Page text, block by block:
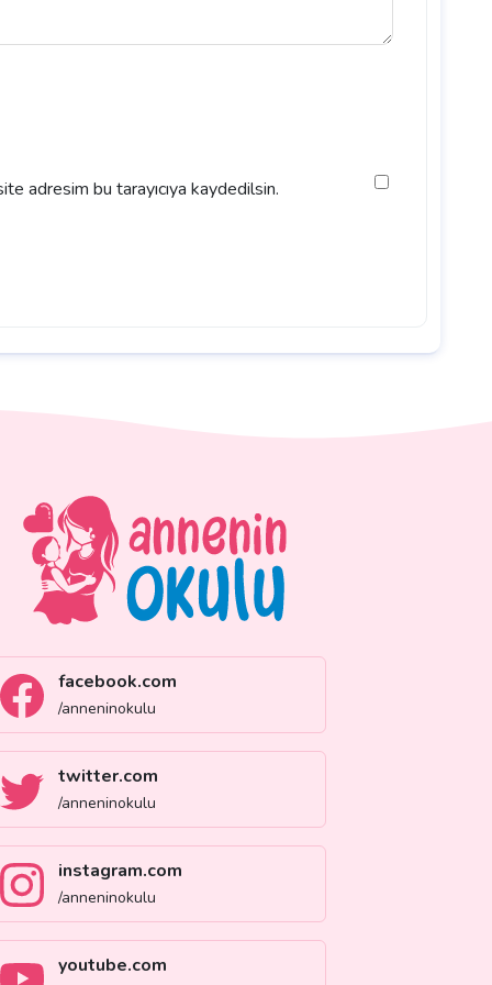
adresim bu tarayıcıya kaydedilsin.
facebook.com
/anneninokulu
twitter.com
/anneninokulu
instagram.com
/anneninokulu
youtube.com